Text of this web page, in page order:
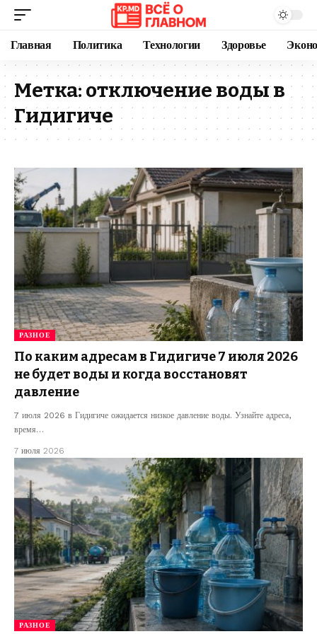
Главная Политика Технологии Здоровье
Метка: отключение воды в
Гидигиче
РАЗНОЕ
По каким адресам в Гидигиче 7 июля 2026
не будет воды и когда восстановят
давление
7 июля 2026 в Гидигиче ожидается низкое давление воды. Узнайте адреса,
время…
7 июля 2026
РАЗНОЕ